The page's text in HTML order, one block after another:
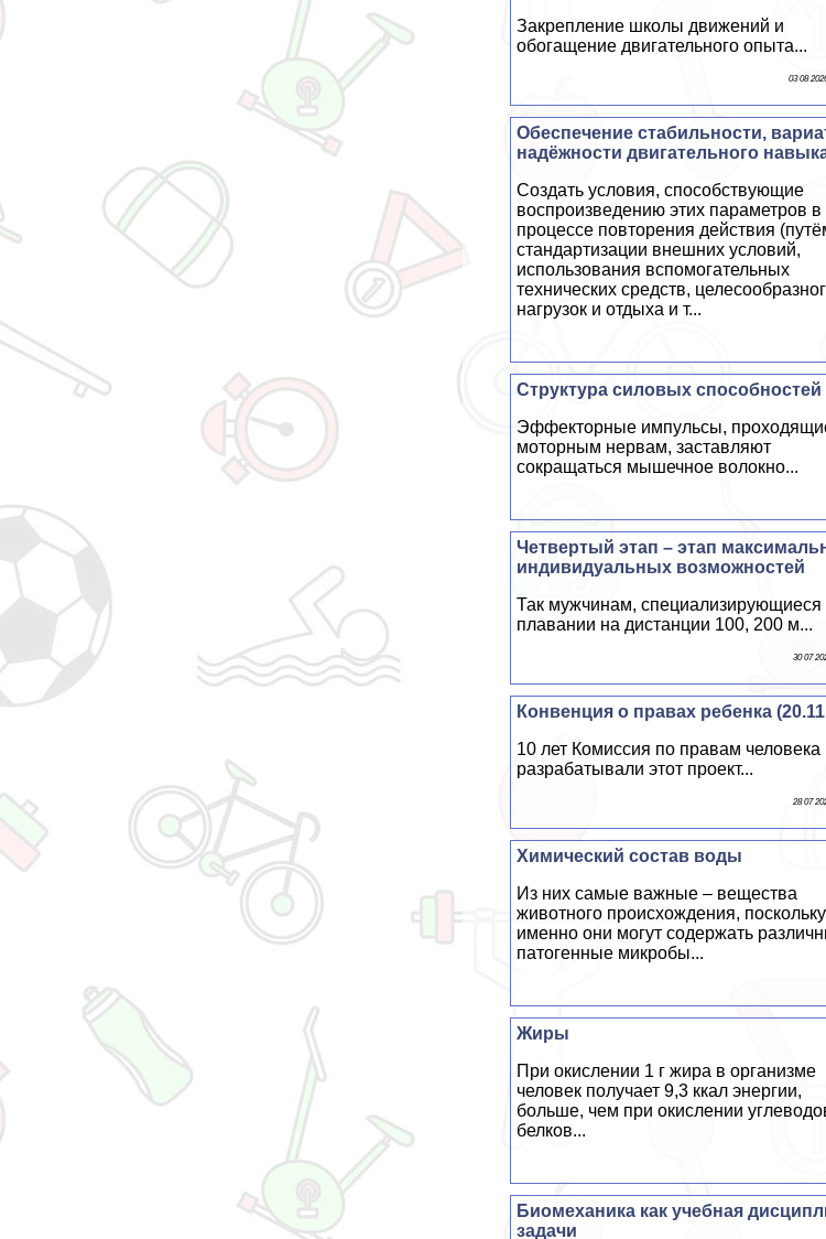
Закрепление школы движений и
обогащение двигательного опыта...
03 08
Обеспечение стабильности,
надёжности двигательного
Создать условия, способствующие
воспроизведению этих параметров в
процессе повторения действия
стандартизации внешних условий,
использования вспомогательных
технических средств,
нагрузок и отдыха и т...
Структура силовых способностей
Эффекторные импульсы,
моторным нервам, заставляют
сокращаться мышечное волокно...
Четвертый этап – этап
индивидуальных возможностей
Так мужчинам, специализирующиеся
плавании на дистанции 100, 200 м...
30 07
Конвенция о правах ребенка
10 лет Комиссия по правам человека
разpaбатывали этот проект...
28 07
Химический состав воды
Из них самые важные – вещества
животного происхождения, поскольку
именно они могут содержать
патогенные микробы...
Жиры
При окислении 1 г жира в организме
человек получает 9,3 ккал энергии,
больше, чем при окислении
белков...
Биомеханика как учебная
задачи